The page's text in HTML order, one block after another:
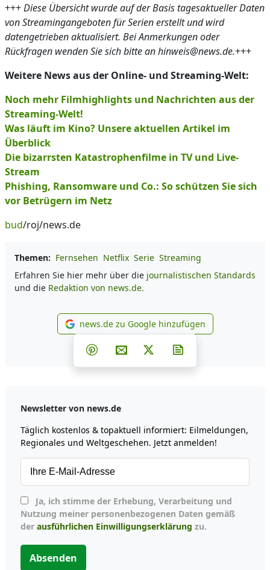
+++Diese Übersicht wurde auf der Basis tagesaktueller Daten
von Streamingangeboten für Serien erstellt und wird
datengetrieben aktualisiert. Bei Anmerkungen oder
Rückfragen wenden Sie sich bitte an hinweis@news.de.+++
Weitere News aus der Online- und Streaming-Welt:
Noch mehr Filmhighlights und Nachrichten aus der
Streaming-Welt!
Was läuft im Kino? Unsere aktuellen Artikel im
Überblick
Die bizarrsten Katastrophenfilme in TV und Live-
Stream
Phishing, Ransomware und Co.: So schützen Sie sich
vor Betrügern im Netz
bud/roj/news.de
Themen: Fernsehen Netflix Serie Streaming
Erfahren Sie hier mehr über die journalistischen Standards
und die Redaktion von news.de.
news.de zu Google
news.de zu Google hinzufügen
Teilen auf Facebook
Teilen auf Whatsapp
Teilen auf Telegram
Teilen auf Pinterest
Per E-Mail teilen
Post auf X
Newsletter von news.de
Täglich kostenlos & topaktuell informiert: Eilmeldungen,
Regionales und Weltgeschehen. Jetzt anmelden!
Nutzung meiner personenbezogenen Daten gemäß
der ausführlichen Einwilligungserklärung zu.
Absenden